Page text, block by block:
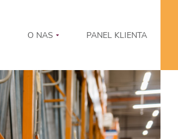
O NAS PANEL KLIENTA